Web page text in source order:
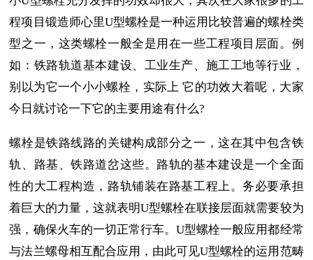
程项目锻造师心里U型螺栓是一种运用比较普遍的螺栓类
型之一，这类螺栓一般全是用在一些工程项目层面。例
如：铁路轨道基本建设、工业生产、施工工地等行业，
别以为它一个小小螺栓，实际上 它的功效大着呢，大家
今日就讨论一下它的主要用途有什么?
螺栓是铁路线路的关键构成部分之一，这在其中包含铁
轨、路基、铁路道岔这些。路轨的基本建设是一个全面
性的大工程构造，路轨铺装在路基工程上。务必要承担
着巨大的力量，这就表明U型螺栓在联接层面就需要较为
强，确保火车的一切正常行车。U型螺栓一般应用都经常
与法兰螺母相互配合应用，由此可见U型螺栓的运用范畴